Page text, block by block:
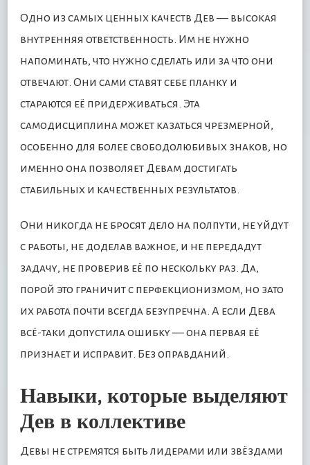
Одно из самых ценных качеств Дев — высокая
внутренняя ответственность. Им не нужно
напоминать, что нужно сделать или за что они
отвечают. Они сами ставят себе планку и
стараются её придерживаться. Эта
самодисциплина может казаться чрезмерной,
особенно для более свободолюбивых знаков, но
именно она позволяет Девам достигать
стабильных и качественных результатов.
Они никогда не бросят дело на полпути, не уйдут
с работы, не доделав важное, и не передадут
задачу, не проверив её по нескольку раз. Да,
порой это граничит с перфекционизмом, но зато
их работа почти всегда безупречна. А если Дева
всё-таки допустила ошибку — она первая её
признает и исправит. Без оправданий.
Навыки, которые выделяют
Дев в коллективе
Девы не стремятся быть лидерами или звёздами